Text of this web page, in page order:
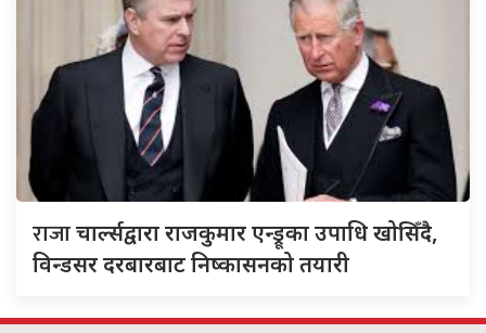
राजाचार्ल्सद्वारा राजकुमार एन्ड्रूका उपाधि खोसिँदै,
विन्डसर दरबारबाट निष्कासनको तयारी